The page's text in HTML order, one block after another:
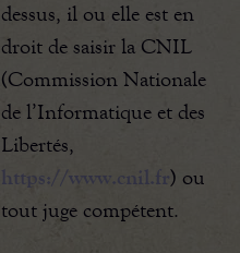
dessus, il ou elle est en
droit de saisir la CNIL
(Commission Nationale
de l’Informatique et des
Libertés,
https://www.cnil.fr) ou
tout juge compétent.